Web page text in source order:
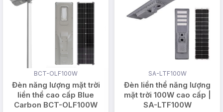
BCT-OLF100W
Đèn năng lượng mặt trời
liền thể cao cấp Blue
Carbon BCT-OLF100W
SA-LTF100W
Đèn liền thể năng lượng
mặt trời 100W cao cấp |
SA-LTF100W